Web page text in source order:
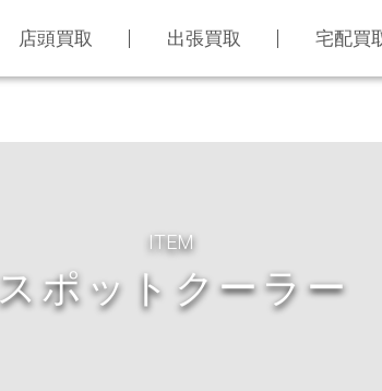
店頭買取 出張買取 宅配買
ITEM
スポットクーラー